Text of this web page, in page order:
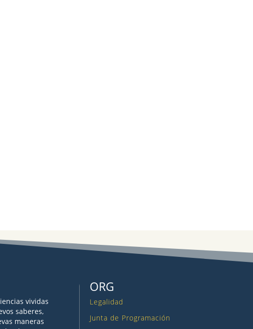
vividas
saberes,
maneras
ORG
Legalidad
Junta de Programación